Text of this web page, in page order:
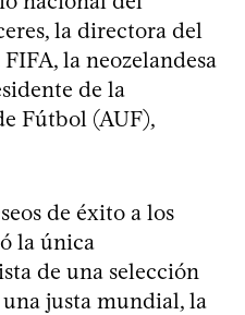
la directora del
la neozelandesa
de la
Fútbol (AUF),
de éxito a los
la única
de una selección
justa mundial, la